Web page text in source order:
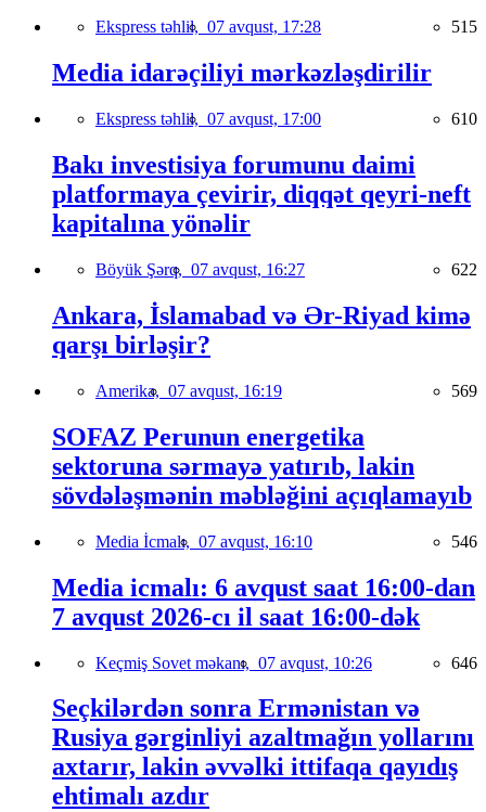
Ekspress təhlil, 07 avqust, 17:28 515
Media idarəçiliyi mərkəzləşdirilir
Ekspress təhlil, 07 avqust, 17:00 610
Bakı investisiya forumunu daimi
platformaya çevirir, diqqət qeyri-neft
kapitalına yönəlir
Böyük Şərq, 07 avqust, 16:27 622
Ankara, İslamabad və Ər-Riyad kimə
qarşı birləşir?
Amerika, 07 avqust, 16:19 569
SOFAZ Perunun energetika
sektoruna sərmayə yatırıb, lakin
sövdələşmənin məbləğini açıqlamayıb
Media İcmalı, 07 avqust, 16:10 546
Media icmalı: 6 avqust saat 16:00-dan
7 avqust 2026-cı il saat 16:00-dək
Keçmiş Sovet məkanı, 07 avqust, 10:26 646
Seçkilərdən sonra Ermənistan və
Rusiya gərginliyi azaltmağın yollarını
axtarır, lakin əvvəlki ittifaqa qayıdış
ehtimalı azdır